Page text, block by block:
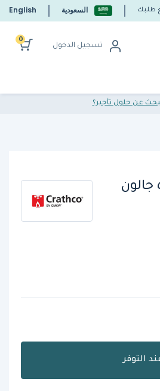
طلبك السعودية English
تسجيل الدخول
0
عن حلول تأجير؟
التوفر